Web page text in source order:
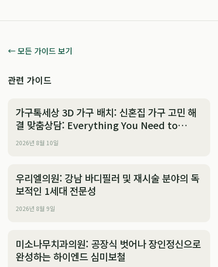
← 모든 가이드 보기
관련 가이드
가구톡세상 3D 가구 배치: 신혼집 가구 고민 해
결 맞춤상담: Everything You Need to
Know
2026년 8월 10일
우리엘의원: 강남 바디필러 및 재시술 분야의 독
보적인 1세대 전문성
2026년 8월 9일
미소나무치과의원: 공장식 벗어나 장인정신으로
완성하는 하이엔드 심미보철